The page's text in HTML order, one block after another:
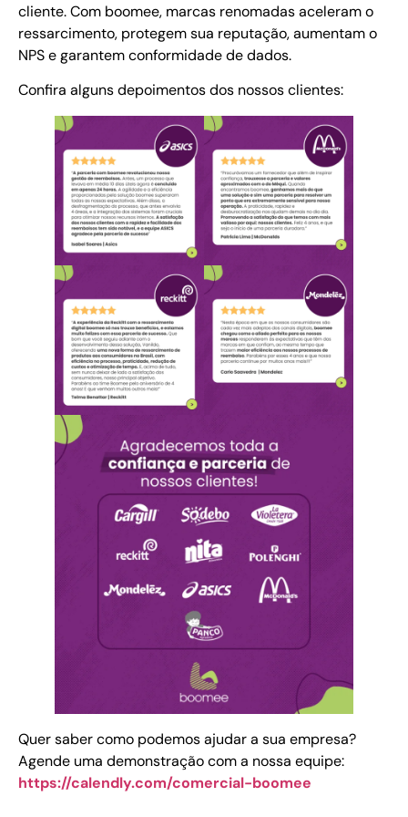
cliente. Com boomee, marcas renomadas aceleram o
ressarcimento, protegem sua reputação, aumentam o
NPS e garantem conformidade de dados.
Confira alguns depoimentos dos nossos clientes:
Quer saber como podemos ajudar a sua empresa?
Agende uma demonstração com a nossa equipe:
https://calendly.com/comercial-boomee